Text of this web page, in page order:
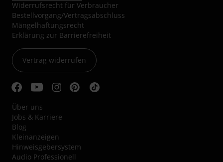
Widerrufsrecht für Verbraucher
Bestellvorgang/Vertragsabschluss
Mängelhaftungsrecht
Erklärung zur Barrierefreiheit
Vertrag widerrufen
Über uns
Jobs & Karriere
Blog
Kleinanzeigen
Hinweisgebersystem
Audio Professionell